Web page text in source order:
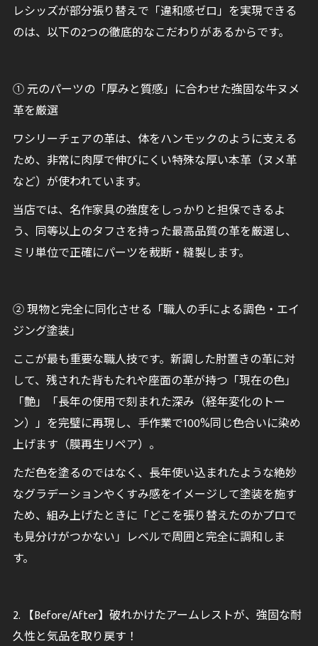
レシッズが部分張り替えで「違和感ゼロ」を実現できる
のは、以下の2つの徹底的なこだわりがあるからです。
① 元のパーツの「厚みと質感」に合わせた強固な牛ヌメ
革を厳選
ワシリーチェアの革は、体をハンモックのように支える
ため、非常に肉厚で伸びにくい特殊な厚い本革（ヌメ革
など）が使われています。
当店では、名作家具の強度をしっかりと担保できるよ
う、同等以上のタフさを持った最高品質の革を厳選し、
ミリ単位で正確にパーツを裁断・縫製します。
② 現物と完全に同化させる「職人の手による調色・エイ
ジング塗装」
ここが最も重要な職人技です。新調した肘置きの革に対
して、残された背もたれや座面の革が持つ「現在の色」
「艶」「長年の使用で刻まれた深み（経年変化のトー
ン）」を完璧に再現し、手作業で100%同じ色合いに染め
上げます（膜再生リペア）。
ただ色を塗るのではなく、長年使い込まれたような絶妙
なグラデーションやくすみ感をイメージして塗装を施す
ため、組み上げたときに「どこを張り替えたのかプロで
も見分けがつかない」レベルで周囲と完全に調和しま
す。
2. 【Before/After】破れかけたアームレストが、強固な耐
久性と気品を取り戻す！